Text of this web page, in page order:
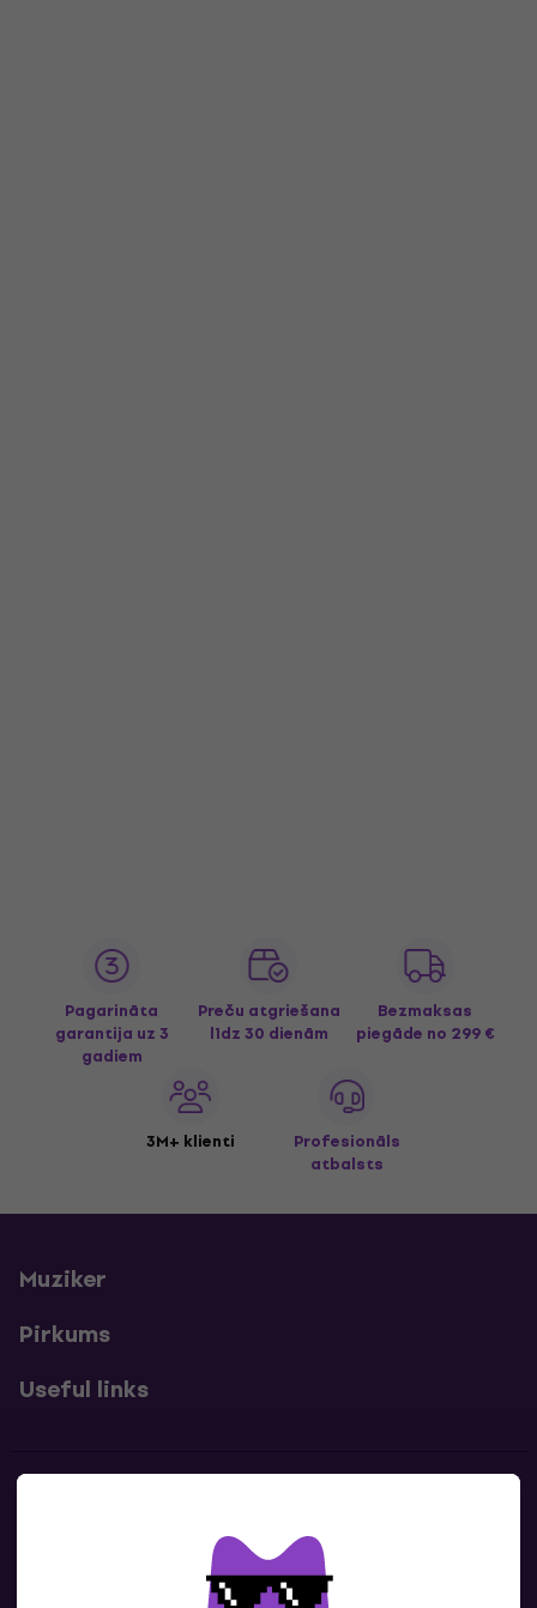
Pagarināta
garantija uz 3
gadiem
Preču atgriešana
līdz 30 dienām
Bezmaksas
piegāde no 299 €
3M+ klienti
Profesionāls
atbalsts
Muziker
Pirkums
Useful links
Sazinies ar mums